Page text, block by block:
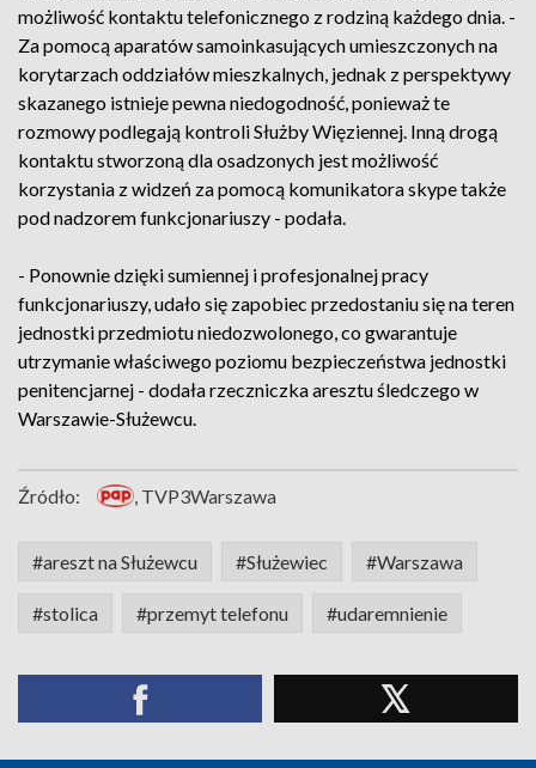
możliwość kontaktu telefonicznego z rodziną każdego dnia. -
Za pomocą aparatów samoinkasujących umieszczonych na
korytarzach oddziałów mieszkalnych, jednak z perspektywy
skazanego istnieje pewna niedogodność, ponieważ te
rozmowy podlegają kontroli Służby Więziennej. Inną drogą
kontaktu stworzoną dla osadzonych jest możliwość
korzystania z widzeń za pomocą komunikatora skype także
pod nadzorem funkcjonariuszy - podała.
- Ponownie dzięki sumiennej i profesjonalnej pracy
funkcjonariuszy, udało się zapobiec przedostaniu się na teren
jednostki przedmiotu niedozwolonego, co gwarantuje
utrzymanie właściwego poziomu bezpieczeństwa jednostki
penitencjarnej - dodała rzeczniczka aresztu śledczego w
Warszawie-Służewcu.
Źródło: , TVP3Warszawa
#areszt na Służewcu #Służewiec #Warszawa
#stolica #przemyt telefonu #udaremnienie